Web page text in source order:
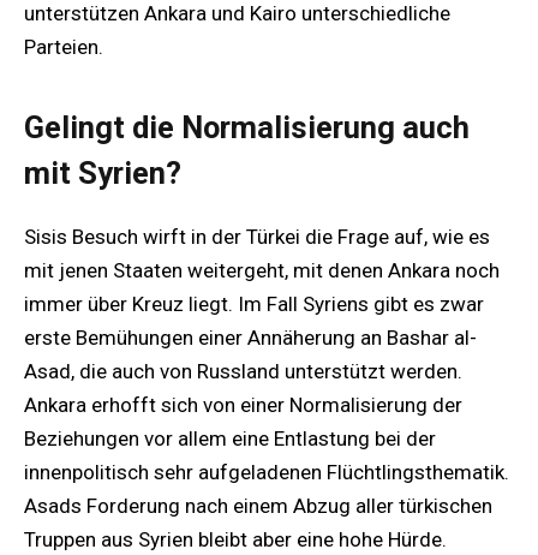
unterstützen Ankara und Kairo unterschiedliche
Parteien.
Gelingt die Normalisierung auch
mit Syrien?
Sisis Besuch wirft in der Türkei die Frage auf, wie es
mit jenen Staaten weitergeht, mit denen Ankara noch
immer über Kreuz liegt. Im Fall Syriens gibt es zwar
erste Bemühungen einer Annäherung an Bashar al-
Asad, die auch von Russland unterstützt werden.
Ankara erhofft sich von einer Normalisierung der
Beziehungen vor allem eine Entlastung bei der
innenpolitisch sehr aufgeladenen Flüchtlingsthematik.
Asads Forderung nach einem Abzug aller türkischen
Truppen aus Syrien bleibt aber eine hohe Hürde.